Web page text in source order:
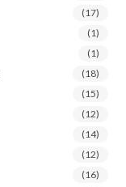
(17)
(1)
(1)
(18)
(15)
(12)
(14)
(12)
(16)